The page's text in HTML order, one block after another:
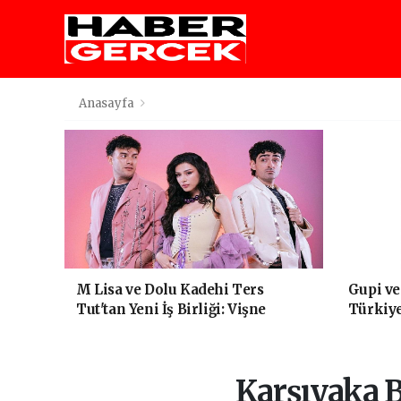
Anasayfa
M Lisa ve Dolu Kadehi Ters
Tut'tan Yeni İş Birliği: Vişne
Gupi
Karşıyaka